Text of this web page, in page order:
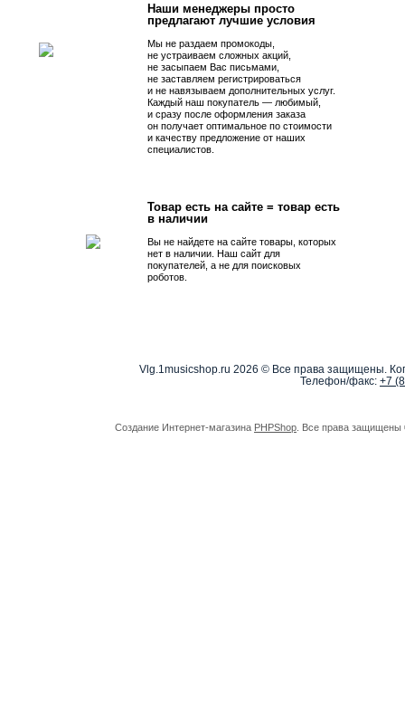
Наши менеджеры просто
предлагают лучшие условия
Мы не раздаем промокоды,
не устраиваем сложных акций,
не засыпаем Вас письмами,
не заставляем регистрироваться
и не навязываем дополнительных услуг.
Каждый наш покупатель — любимый,
и сразу после оформления заказа
он получает оптимальное по стоимости
и качеству предложение от наших
специалистов.
Товар есть на сайте = товар есть
в наличии
Вы не найдете на сайте товары, которых
нет в наличии. Наш сайт для
покупателей, а не для поисковых
роботов.
Vlg.1musicshop.ru 2026 © Все права защищены.
Телефон/факс: +7
Создание Интернет-магазина PHPShop . Все права защищены